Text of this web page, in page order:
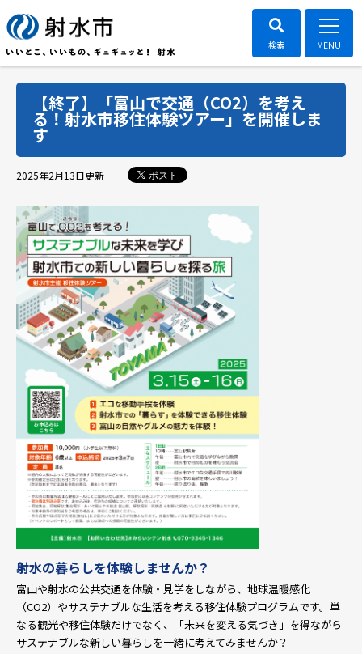
【終了】「富山で交通（CO2）を考え
る！射水市移住体験ツアー」を開催しま
す
2025年2月13日更新 ポスト
射水の暮らしを体験しませんか？
富山や射水の公共交通を体験・見学をしながら、地球温暖感化
（CO2）やサステナブルな生活を考える移住体験プログラムです。単
なる観光や移住体験だけでなく、「未来を変える気づき」を得ながら
サステナブルな新しい暮らしを一緒に考えてみませんか？